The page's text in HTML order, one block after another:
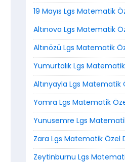
19 Mayıs Lgs Matematik
Altınova Lgs Matematik
Altınözü Lgs Matematik
Yumurtalık Lgs
Altınyayla Lgs Matematik
Yomra Lgs Matematik
Yunusemre Lgs
Zara Lgs Matematik Özel
Zeytinburnu Lgs